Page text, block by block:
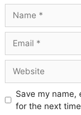
Save my
for the next